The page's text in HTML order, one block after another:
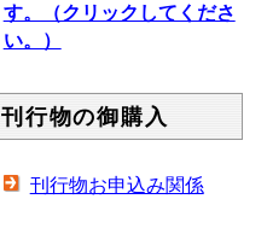
す。（クリックしてくださ
い。）
刊行物の御購入
刊行物お申込み関係